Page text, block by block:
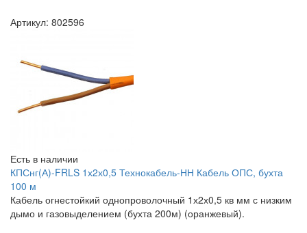
Артикул: 802596
Есть в наличии
КПСнг(А)-FRLS 1х2х0,5 Технокабель-НН Кабель ОПС, бухта
100 м
Кабель огнестойкий однопроволочный 1х2х0,5 кв мм с низким
дымо и газовыделением (бухта 200м) (оранжевый).